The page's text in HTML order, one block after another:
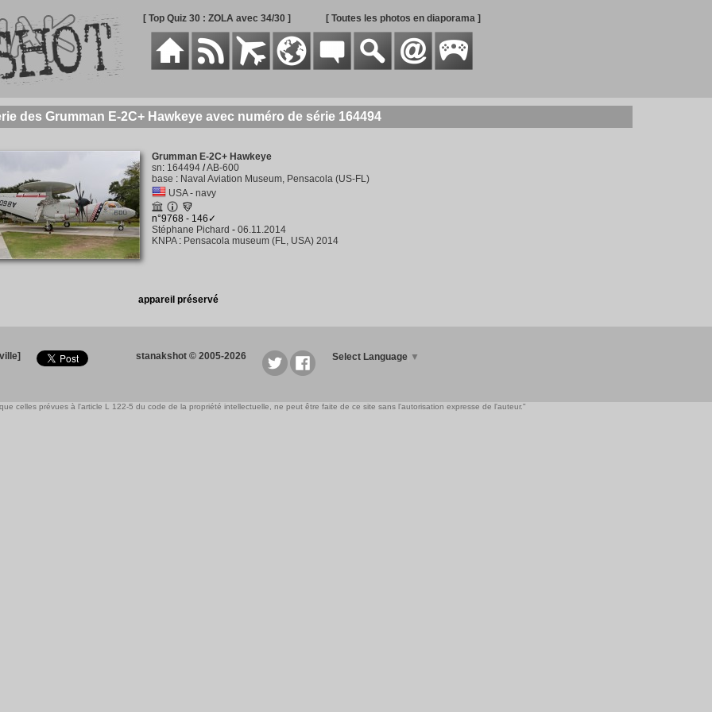
[ Top Quiz 30 : ZOLA avec 34/30 ] [ Toutes les photos en diaporama ]
des Grumman E-2C+ Hawkeye avec numéro de série 164494
Grumman E-2C+ Hawkeye
sn: 164494/AB-600
base : Naval Aviation Museum, Pensacola (US-FL)
USA - navy
n°9768 - 146✓
Stéphane Pichard - 06.11.2014
KNPA: Pensacola museum (FL, USA) 2014
appareil préservé
stanakshot © 2005-2026 Select Language ▼
celles prévues à l'article L 122-5 du code de la propriété intellectuelle, ne peut être faite de ce site sans l'autorisation expresse de l'auteur."